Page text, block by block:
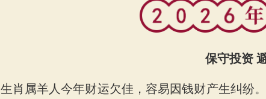
保守投资
生肖属羊人今年财运欠佳，容易因钱财产生纠纷